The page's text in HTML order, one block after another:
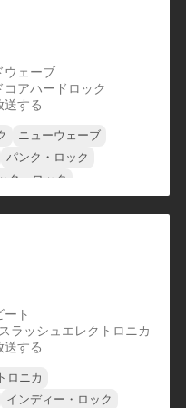
ウェーブ
コアハードロック
送する
ニューウェーブ
パンク・ロック
ク・ロック
ート
ラッシュ エレクトロニカ
送する
ロニカ
インディー・ロック